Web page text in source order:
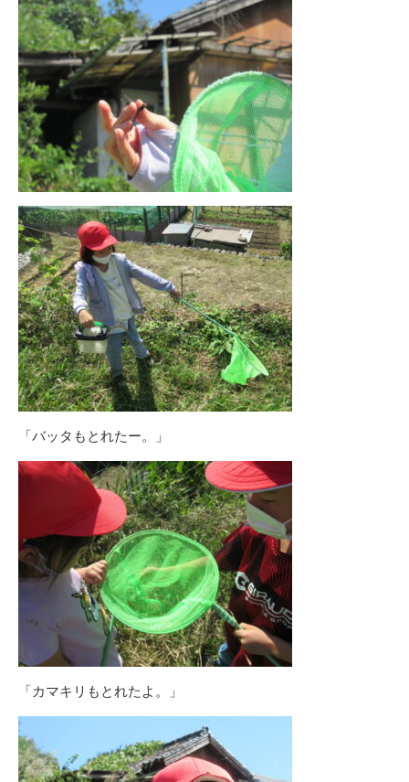
「バッタもとれたー。」
「カマキリもとれたよ。」